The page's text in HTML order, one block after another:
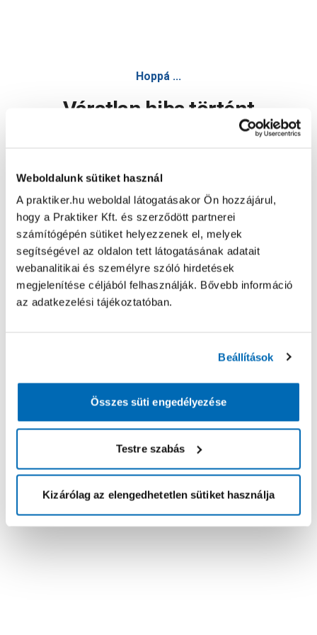
Weboldalunk sütiket használ
A praktiker.hu weboldal látogatásakor Ön hozzájárul,
hogy a Praktiker Kft. és szerződött partnerei
számítógépén sütiket helyezzenek el, melyek
segítségével az oldalon tett látogatásának adatait
webanalitikai és személyre szóló hirdetések
megjelenítése céljából felhasználják. Bővebb információ
az adatkezelési tájékoztatóban.
Beállítások
Összes süti engedélyezése
Testre szabás
Kizárólag az elengedhetetlen sütiket használja
Hoppá ...
Váratlan hiba történt
Oldal újratöltése